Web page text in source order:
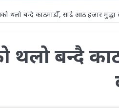
थलो बन्दै काठमाडौँ, साढे आठ हजार मुद्धा
थलो बन्दै